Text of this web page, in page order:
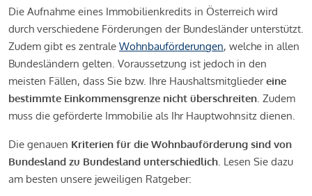
Die Aufnahme eines Immobilienkredits in Österreich wird
durch verschiedene Förderungen der Bundesländer unterstützt.
Zudem gibt es zentrale Wohnbauförderungen, welche in allen
Bundesländern gelten. Voraussetzung ist jedoch in den
meisten Fällen, dass Sie bzw. Ihre Haushaltsmitgliedereine
bestimmte Einkommensgrenze nicht überschreiten. Zudem
muss die geförderte Immobilie als Ihr Hauptwohnsitz dienen.
Die genauen Kriterien für die Wohnbauförderung sind von
Bundesland zu Bundesland unterschiedlich. Lesen Sie dazu
am besten unsere jeweiligen Ratgeber: